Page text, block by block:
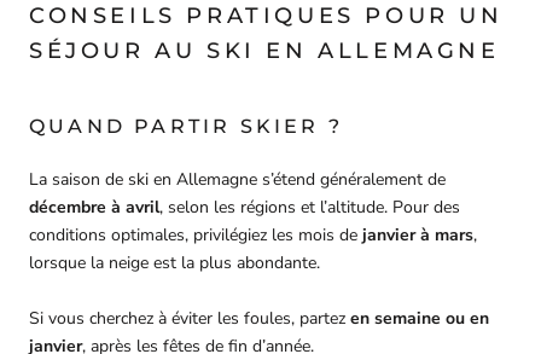
CONSEILS PRATIQUES POUR UN
SÉJOUR AU SKI EN ALLEMAGNE
QUAND PARTIR SKIER ?
La saison de ski en Allemagne s’étend généralement de
décembre à avril, selon les régions et l’altitude. Pour des
conditions optimales, privilégiez les mois de janvier à mars,
lorsque la neige est la plus abondante.
Si vous cherchez à éviter les foules, partez en semaine ou en
janvier, après les fêtes de fin d’année.